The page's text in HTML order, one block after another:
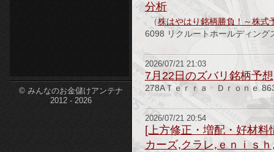
© みんなのお金儲けアンテナ
2012 - 2026
分析
（株はやはり銘柄勝負！～株式
6098 リクルートホールディン
2026/07/21 21:03
7月22日のズバリ銘柄予想
278AＴｅｒｒａ Ｄｒｏｎｅ
2026/07/21 20:54
[上方修正・増配・好材
カーズ,クラレ,ｅｎｉｓ